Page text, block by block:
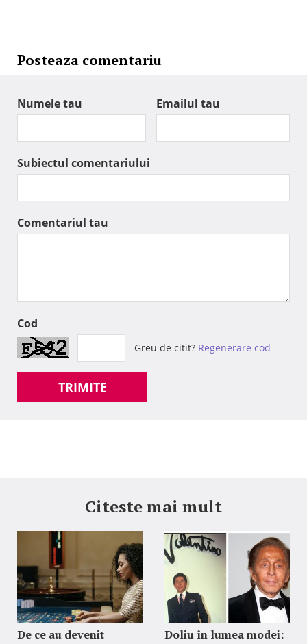
Posteaza comentariu
Numele tau Emailul tau
Subiectul comentariului
Comentariul tau
Cod
Greu de citit? Regenerare cod
TRIMITE
Citeste mai mult
De ce au devenit
Doliu în lumea modei: